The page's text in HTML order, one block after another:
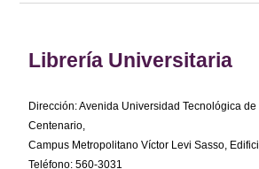
Librería Universitaria
Dirección: Avenida Universidad Tecnológica
Centenario,
Campus Metropolitano Víctor Levi Sasso,
Teléfono: 560-3031